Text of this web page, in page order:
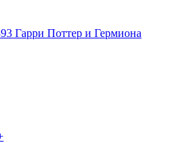
Гарри Поттер и Гермиона